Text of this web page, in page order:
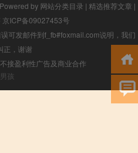
Powered by 网站分类目录 | 精选推荐文章 |
京ICP备09027453号
可发邮件到f_fb#foxmail.com说明，我们
正，谢谢
接盈利性广告及商业合作
孩